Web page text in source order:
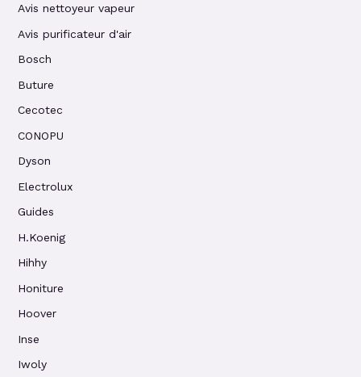
Avis nettoyeur vapeur
Avis purificateur d'air
Bosch
Buture
Cecotec
CONOPU
Dyson
Electrolux
Guides
H.Koenig
Hihhy
Honiture
Hoover
Inse
Iwoly